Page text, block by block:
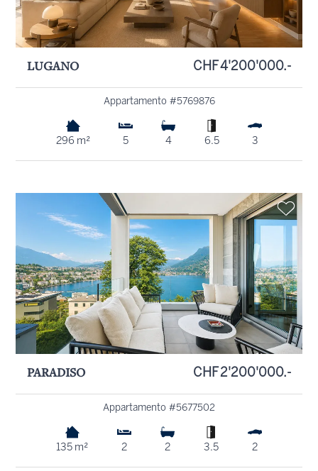
LUGANO CHF 4'200'000.-
Appartamento #5769876
296 m² 5 4 6.5 3
PARADISO CHF 2'200'000.-
Appartamento #5677502
135 m² 2 2 3.5 2